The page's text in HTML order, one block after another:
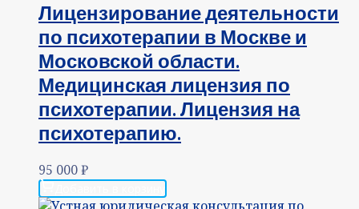
Лицензирование деятельности
по психотерапии в Москве и
Московской области.
Медицинская лицензия по
психотерапии. Лицензия на
психотерапию.
95 000₽